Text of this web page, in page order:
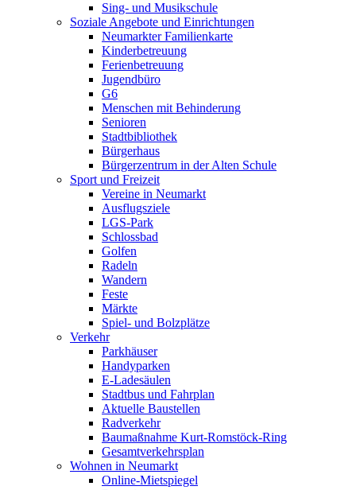
Sing- und Musikschule
Soziale Angebote und Einrichtungen
Neumarkter Familienkarte
Kinderbetreuung
Ferienbetreuung
Jugendbüro
G6
Menschen mit Behinderung
Senioren
Stadtbibliothek
Bürgerhaus
Bürgerzentrum in der Alten Schule
Sport und Freizeit
Vereine in Neumarkt
Ausflugsziele
LGS-Park
Schlossbad
Golfen
Radeln
Wandern
Feste
Märkte
Spiel- und Bolzplätze
Verkehr
Parkhäuser
Handyparken
E-Ladesäulen
Stadtbus und Fahrplan
Aktuelle Baustellen
Radverkehr
Baumaßnahme Kurt-Romstöck-Ring
Gesamtverkehrsplan
Wohnen in Neumarkt
Online-Mietspiegel